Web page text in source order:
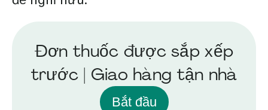
Đơn thuốc được sắp xếp
trước | Giao hàng tận nhà
Bắt đầu